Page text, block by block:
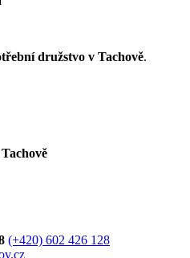
družstvo v Tachově.
(+420) 602 426 128